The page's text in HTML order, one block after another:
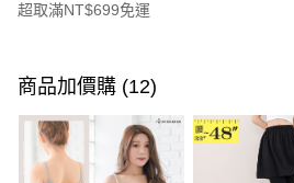
超取滿NT$699免運
信用卡一次付款
超商取貨付款
LINE Pay
商品加價購 (12)